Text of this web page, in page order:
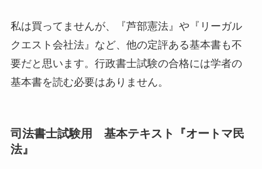
私は買ってませんが、『芦部憲法』や『リーガル
クエスト会社法』など、他の定評ある基本書も不
要だと思います。行政書士試験の合格には学者の
基本書を読む必要はありません。
司法書士試験用 基本テキスト『オートマ民
法』